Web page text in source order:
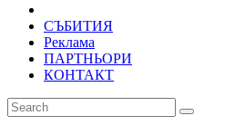
СЪБИТИЯ
Реклама
ПАРТНЬОРИ
КОНТАКТ